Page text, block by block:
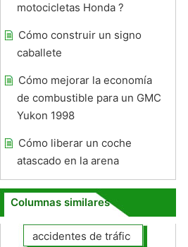
motocicletas Honda ?
Cómo construir un signo
caballete
Cómo mejorar la economía
de combustible para un GMC
Yukon 1998
Cómo liberar un coche
atascado en la arena
Columnas similares
accidentes de tráfico